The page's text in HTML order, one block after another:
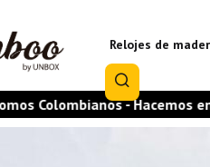
Relojes de
Hacemos entrega en todas